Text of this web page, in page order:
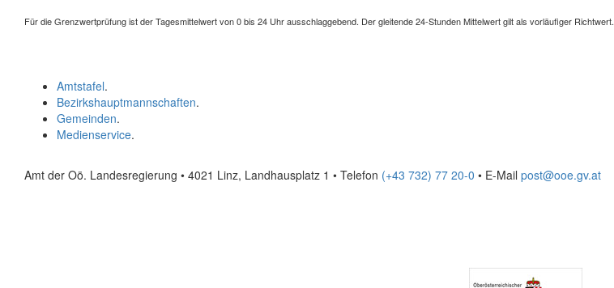
Für die Grenzwertprüfung ist der Tagesmittelwert von 0 bis 24 Uhr ausschlaggebend. Der gleitende 24-Stunden Mittelwert gilt als vorläufiger Richtwert.
Amtstafel.
Bezirkshauptmannschaften.
Gemeinden.
Medienservice.
Amt der Oö. Landesregierung • 4021 Linz, Landhausplatz 1 • Telefon (+43 732) 77 20-0 • E-Mail post@ooe.gv.at